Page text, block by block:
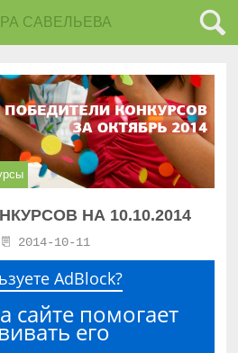
САВЕЛЬЕВА
НА 10.10.2014
2014-10-11
AdBlock?
сайте помогает
его